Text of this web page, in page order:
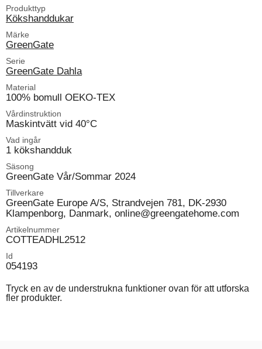
Produkttyp
Kökshanddukar
Märke
GreenGate
Serie
GreenGate Dahla
Material
100% bomull OEKO-TEX
Vårdinstruktion
Maskintvätt vid 40°C
Vad ingår
1 kökshandduk
Säsong
GreenGate Vår/Sommar 2024
Tillverkare
GreenGate Europe A/S, Strandvejen 781, DK-2930
Klampenborg, Danmark, online@greengatehome.com
Artikelnummer
COTTEADHL2512
Id
054193
Tryck en av de understrukna funktioner ovan för att utforska
fler produkter.